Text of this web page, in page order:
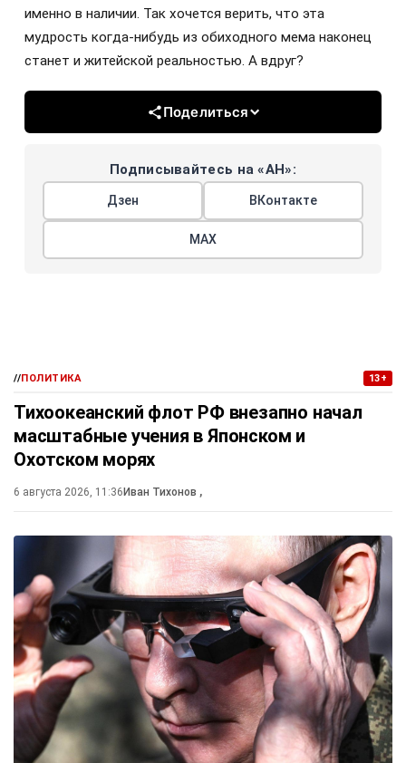
именно в наличии. Так хочется верить, что эта
мудрость когда-нибудь из обиходного мема наконец
станет и житейской реальностью. А вдруг?
Поделиться
Подписывайтесь на «АН»:
Дзен ВКонтакте
МАХ
//ПОЛИТИКА 13+
Тихоокеанский флот РФ внезапно начал
масштабные учения в Японском и
Охотском морях
6 августа 2026, 11:36 Иван Тихонов ,